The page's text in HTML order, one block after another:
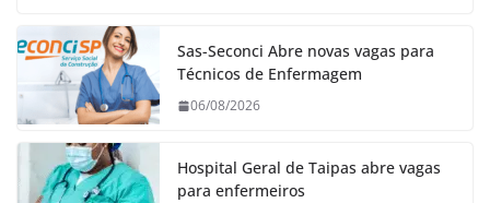
Sas-Seconci Abre novas vagas para
Técnicos de Enfermagem
06/08/2026
Hospital Geral de Taipas abre vagas
para enfermeiros